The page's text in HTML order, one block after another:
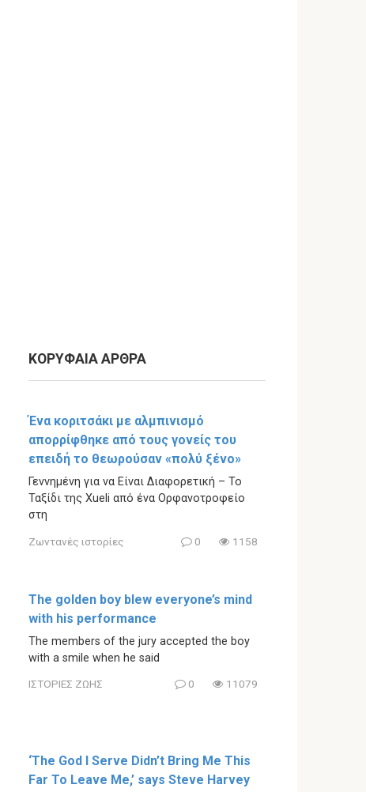
ΚΟΡΥΦΑΙΑ ΑΡΘΡΑ
Ένα κοριτσάκι με αλμπινισμό
απορρίφθηκε από τους γονείς του
επειδή το θεωρούσαν «πολύ ξένο»
Γεννημένη για να Είναι Διαφορετική – Το
Ταξίδι της Xueli από ένα Ορφανοτροφείο
στη
Ζωντανές ιστορίες 0 1158
The golden boy blew everyone’s mind
with his performance
The members of the jury accepted the boy
with a smile when he said
ΙΣΤΟΡΙΕΣ ΖΩΗΣ 0 11079
‘The God I Serve Didn’t Bring Me This
Far To Leave Me,’ says Steve Harvey